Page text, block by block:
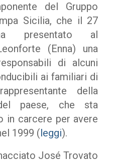
del Gruppo
Sicilia, che il 27
presentato al
(Enna) una
di alcuni
ai familiari di
della
paese, che sta
in carcere per avere
1999 (leggi).
José Trovato